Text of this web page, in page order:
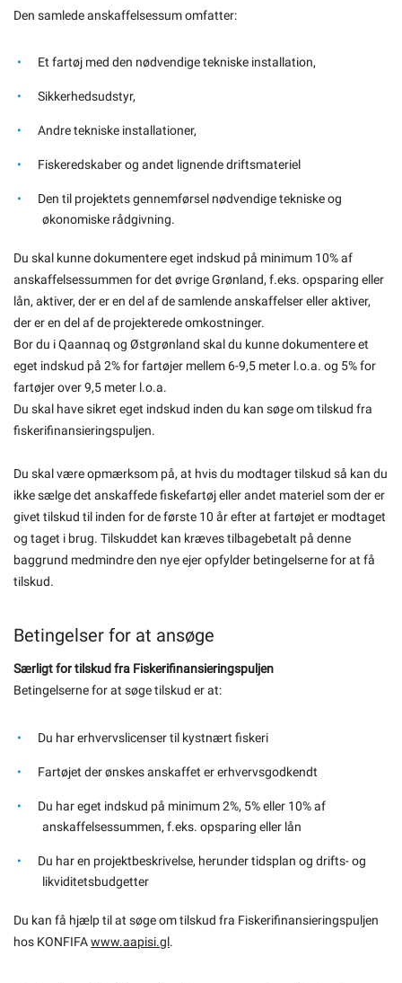
Den samlede anskaffelsessum omfatter:
Et fartøj med den nødvendige tekniske installation,
Sikkerhedsudstyr,
Andre tekniske installationer,
Fiskeredskaber og andet lignende driftsmateriel
Den til projektets gennemførsel nødvendige tekniske og
økonomiske rådgivning.
Du skal kunne dokumentere eget indskud på minimum 10% af
anskaffelsessummen for det øvrige Grønland, f.eks. opsparing eller
lån, aktiver, der er en del af de samlende anskaffelser eller aktiver,
der er en del af de projekterede omkostninger.
Bor du i Qaannaq og Østgrønland skal du kunne dokumentere et
eget indskud på 2% for fartøjer mellem 6-9,5 meter l.o.a. og 5% for
fartøjer over 9,5 meter l.o.a.
Du skal have sikret eget indskud inden du kan søge om tilskud fra
fiskerifinansieringspuljen.
Du skal være opmærksom på, at hvis du modtager tilskud så kan du
ikke sælge det anskaffede fiskefartøj eller andet materiel som der er
givet tilskud til inden for de første 10 år efter at fartøjet er modtaget
og taget i brug. Tilskuddet kan kræves tilbagebetalt på denne
baggrund medmindre den nye ejer opfylder betingelserne for at få
tilskud.
Betingelser for at ansøge
Særligt for tilskud fra Fiskerifinansieringspuljen
Betingelserne for at søge tilskud er at:
Du har erhvervslicenser til kystnært fiskeri
Fartøjet der ønskes anskaffet er erhvervsgodkendt
Du har eget indskud på minimum 2%, 5% eller 10% af
anskaffelsessummen, f.eks. opsparing eller lån
Du har en projektbeskrivelse, herunder tidsplan og drifts- og
likviditetsbudgetter
Du kan få hjælp til at søge om tilskud fra Fiskerifinansieringspuljen
hos KONFIFAwww.aapisi.gl.